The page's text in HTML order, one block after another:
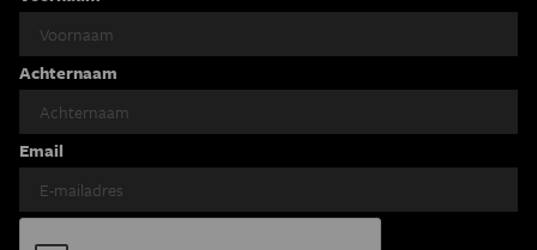
Achternaam
Email